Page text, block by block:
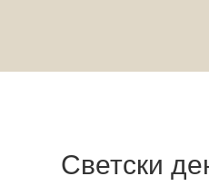
Светски